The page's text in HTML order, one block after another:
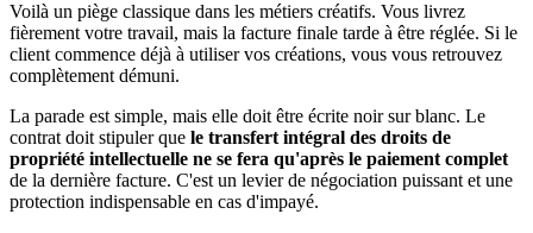
Voilà un piège classique dans les métiers créatifs. Vous livrez
fièrement votre travail, mais la facture finale tarde à être réglée. Si le
client commence déjà à utiliser vos créations, vous vous retrouvez
complètement démuni.
La parade est simple, mais elle doit être écrite noir sur blanc. Le
contrat doit stipuler que le transfert intégral des droits de
propriété intellectuelle ne se fera qu'après le paiement complet
de la dernière facture. C'est un levier de négociation puissant et une
protection indispensable en cas d'impayé.